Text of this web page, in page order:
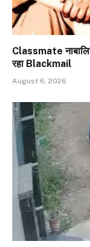
Classmate
रहा Blackmail
August 6, 2026